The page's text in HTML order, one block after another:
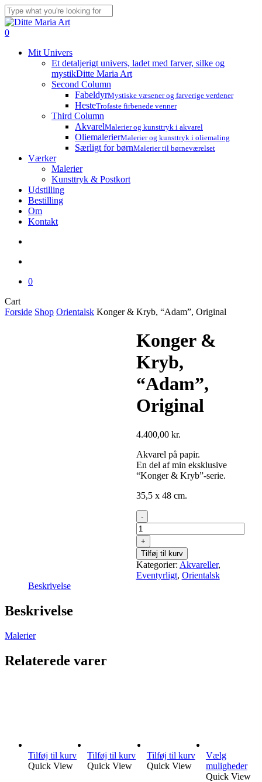
Skip
to
main
Close
Search
search
account
0
Mit Univers
Et detaljerigt univers, ladet med farver, silke og
mystikDitte Maria Art
Second Column
FabeldyrMystiske væsener og farverige verdener
HesteTrofaste firbenede venner
Third Column
AkvarelMalerier og kunsttryk i akvarel
OliemalerierMalerier og kunsttryk i oliemaling
Særligt for børnMalerier til børneværelset
Værker
Malerier
Kunsttryk & Postkort
Udstilling
Bestilling
Om
Kontakt
0
CartClose
Cart
Forside Shop Orientalsk Konger & Kryb, “Adam”, Original
Konger &
Kryb,
“Adam”,
Original
4.400,00 kr.
Akvarel på papir.
En del af min eksklusive
“Konger & Kryb”-serie.
35,5 x 48 cm.
Konger
&
Kryb,
“Adam”,
Original
antal
Tilføj til kurv
Kategorier: Akvareller,
Eventyrligt, Orientalsk
Beskrivelse
Beskrivelse
Malerier
Relaterede varer
Tilføj til kurv
Quick View
Tilføj til kurv
Quick View
Tilføj til kurv
Quick View
Vælg
muligheder
vare
Quick View